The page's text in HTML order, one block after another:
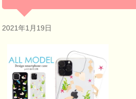
2021年1月19日